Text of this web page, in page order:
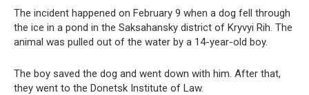
The incident happened on February 9 when a dog fell through
the ice in a pond in the Saksahansky district of Kryvyi Rih. The
animal was pulled out of the water by a 14-year-old boy.
The boy saved the dog and went down with him. After that,
they went to the Donetsk Institute of Law.